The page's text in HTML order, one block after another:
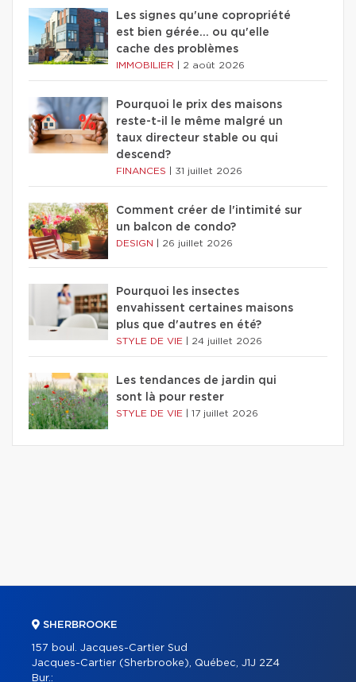
Les signes qu'une copropriété
est bien gérée… ou qu'elle
cache des problèmes
IMMOBILIER 2 août 2026
Pourquoi le prix des maisons
reste-t-il le même malgré un
taux directeur stable ou qui
descend?
FINANCES 31 juillet 2026
Comment créer de l'intimité sur
un balcon de condo?
DESIGN 26 juillet 2026
Pourquoi les insectes
envahissent certaines maisons
plus que d'autres en été?
STYLE DE VIE 24 juillet 2026
Les tendances de jardin qui
sont là pour rester
STYLE DE VIE 17 juillet 2026
SHERBROOKE
157 boul. Jacques-Cartier Sud
Jacques-Cartier (Sherbrooke), Québec, J1J 2Z4
Bur.: